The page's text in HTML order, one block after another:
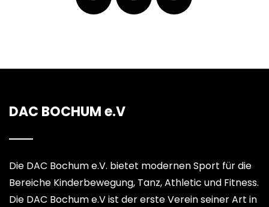
DAC BOCHUM e.V
Die DAC Bochum e.V. bietet modernen Sport für die
Bereiche Kinderbewegung, Tanz, Athletic und Fitness.
Die DAC Bochum e.V ist der erste Verein seiner Art in